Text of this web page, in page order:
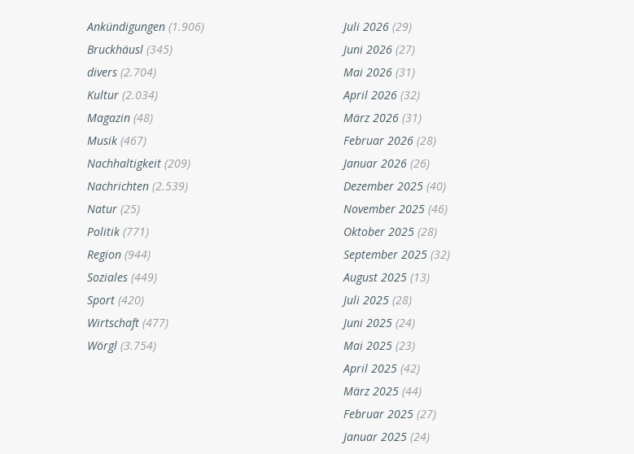
Ankündigungen (1.906)
Bruckhäusl (345)
divers (2.704)
Kultur (2.034)
Magazin (48)
Musik (467)
Nachhaltigkeit (209)
Nachrichten (2.539)
Natur (25)
Politik (771)
Region (944)
Soziales (449)
Sport (420)
Wirtschaft (477)
Wörgl (3.754)
Juli 2026 (29)
Juni 2026 (27)
Mai 2026 (31)
April 2026 (32)
März 2026 (31)
Februar 2026 (28)
Januar 2026 (26)
Dezember 2025 (40)
November 2025 (46)
Oktober 2025 (28)
September 2025 (32)
August 2025 (13)
Juli 2025 (28)
Juni 2025 (24)
Mai 2025 (23)
April 2025 (42)
März 2025 (44)
Februar 2025 (27)
Januar 2025 (24)